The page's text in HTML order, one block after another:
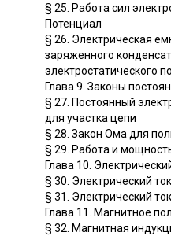
§ 25. Работа сил
Потенциал
§ 26. Электрическая
заряженного
электростатического
Глава 9. Законы
§ 27. Постоянный
для участка цепи
§ 28. Закон Ома для
§ 29. Работа и
Глава 10.
§ 30. Электрический
§ 31. Электрический
Глава 11. Магнитное
§ 32. Магнитная